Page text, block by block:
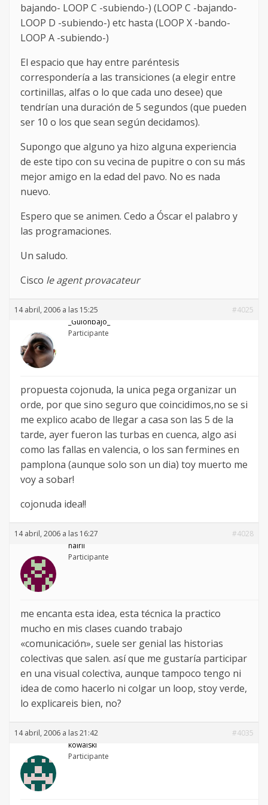
bajando- LOOP C -subiendo-) (LOOP C -bajando-
LOOP D -subiendo-) etc hasta (LOOP X -bando-
LOOP A -subiendo-)
El espacio que hay entre paréntesis
correspondería a las transiciones (a elegir entre
cortinillas, alfas o lo que cada uno desee) que
tendrían una duración de 5 segundos (que pueden
ser 10 o los que sean según decidamos).
Supongo que alguno ya hizo alguna experiencia
de este tipo con su vecina de pupitre o con su más
mejor amigo en la edad del pavo. No es nada
nuevo.
Espero que se animen. Cedo a Óscar el palabro y
las programaciones.
Un saludo.
Cisco le agent provacateur
14 abril, 2006 a las 15:25
#4025
_Guionbajo_
Participante
propuesta cojonuda, la unica pega organizar un
orde, por que sino seguro que coincidimos,no se si
me explico acabo de llegar a casa son las 5 de la
tarde, ayer fueron las turbas en cuenca, algo asi
como las fallas en valencia, o los san fermines en
pamplona (aunque solo son un dia) toy muerto me
voy a sobar!
cojonuda idea!!
14 abril, 2006 a las 16:27
#4028
nairil
Participante
me encanta esta idea, esta técnica la practico
mucho en mis clases cuando trabajo
«comunicación», suele ser genial las historias
colectivas que salen. así que me gustaría participar
en una visual colectiva, aunque tampoco tengo ni
idea de como hacerlo ni colgar un loop, stoy verde,
lo explicareis bien, no?
14 abril, 2006 a las 21:42
#4035
kowalski
Participante